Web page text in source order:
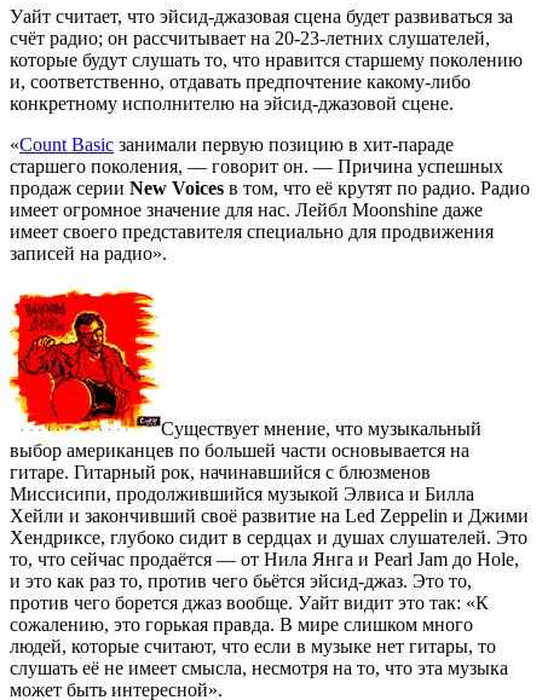
Уайт считает, что эйсид-джазовая сцена будет развиваться за
счёт радио; он рассчитывает на 20-23-летних слушателей,
которые будут слушать то, что нравится старшему поколению
и, соответственно, отдавать предпочтение какому-либо
конкретному исполнителю на эйсид-джазовой сцене.
«Count Basic занимали первую позицию в хит-параде
старшего поколения, — говорит он. — Причина успешных
продаж серии New Voices в том, что её крутят по радио. Радио
имеет огромное значение для нас. Лейбл Moonshine даже
имеет своего представителя специально для продвижения
записей на радио».
Существует мнение, что музыкальный
выбор американцев по большей части основывается на
гитаре. Гитарный рок, начинавшийся с блюзменов
Миссисипи, продолжившийся музыкой Элвиса и Билла
Хейли и закончивший своё развитие на Led Zeppelin и Джими
Хендриксе, глубоко сидит в сердцах и душах слушателей. Это
то, что сейчас продаётся — от Нила Янга и Pearl Jam до Hole,
и это как раз то, против чего бьётся эйсид-джаз. Это то,
против чего борется джаз вообще. Уайт видит это так: «К
сожалению, это горькая правда. В мире слишком много
людей, которые считают, что если в музыке нет гитары, то
слушать её не имеет смысла, несмотря на то, что эта музыка
может быть интересной».